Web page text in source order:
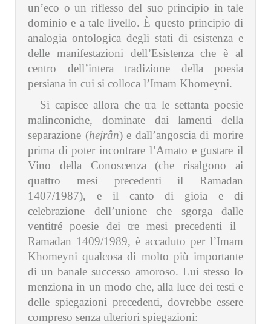
un’eco o un riflesso del suo principio in tale
dominio e a tale livello. È questo principio di
analogia ontologica degli stati di esistenza e
delle manifestazioni dell’Esistenza che è al
centro dell’intera tradizione della poesia
persiana in cui si colloca l’Imam Khomeyni.
Si capisce allora che tra le settanta poesie
malinconiche, dominate dai lamenti della
separazione (hejrân) e dall’angoscia di morire
prima di poter incontrare l’Amato e gustare il
Vino della Conoscenza (che risalgono ai
quattro mesi precedenti il Ramadan
1407/1987), e il canto di gioia e di
celebrazione dell’unione che sgorga dalle
ventitré poesie dei tre mesi precedenti il ​​
Ramadan 1409/1989, è accaduto per l’Imam
Khomeyni qualcosa di molto più importante
di un banale successo amoroso. Lui stesso lo
menziona in un modo che, alla luce dei testi e
delle spiegazioni precedenti, dovrebbe essere
compreso senza ulteriori spiegazioni: